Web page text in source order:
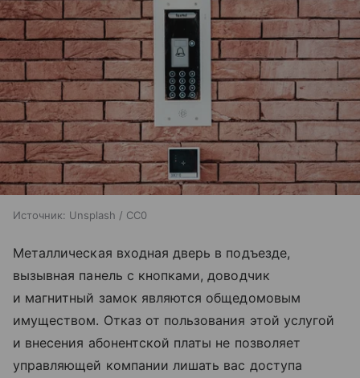
Источник: Unsplash / CC0
Металлическая входная дверь в подъезде,
вызывная панель с кнопками, доводчик
и магнитный замок являются общедомовым
имуществом. Отказ от пользования этой услугой
и внесения абонентской платы не позволяет
управляющей компании лишать вас доступа